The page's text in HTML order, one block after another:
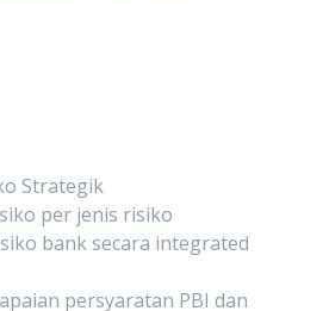
Strategik
per jenis risiko
bank secara integrated
persyaratan PBI dan